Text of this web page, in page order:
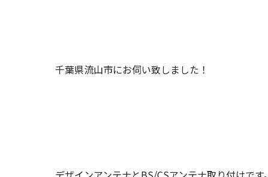
千葉県流山市にお伺い致しました！